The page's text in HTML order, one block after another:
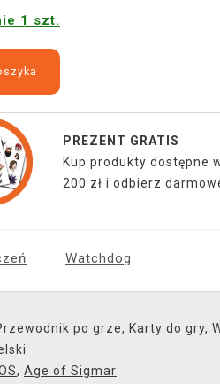
1 szt.
PREZENT GRATIS
Kup produkty dostępne
200 zł i odbierz
Watchdog
po grze, Karty do gry,
, Age of Sigmar